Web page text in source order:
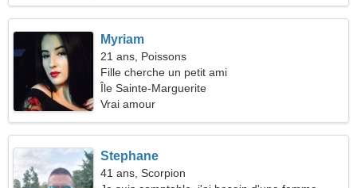
Myriam
21 ans, Poissons
Fille cherche un petit ami
Île Sainte-Marguerite
Vrai amour
Stephane
41 ans, Scorpion